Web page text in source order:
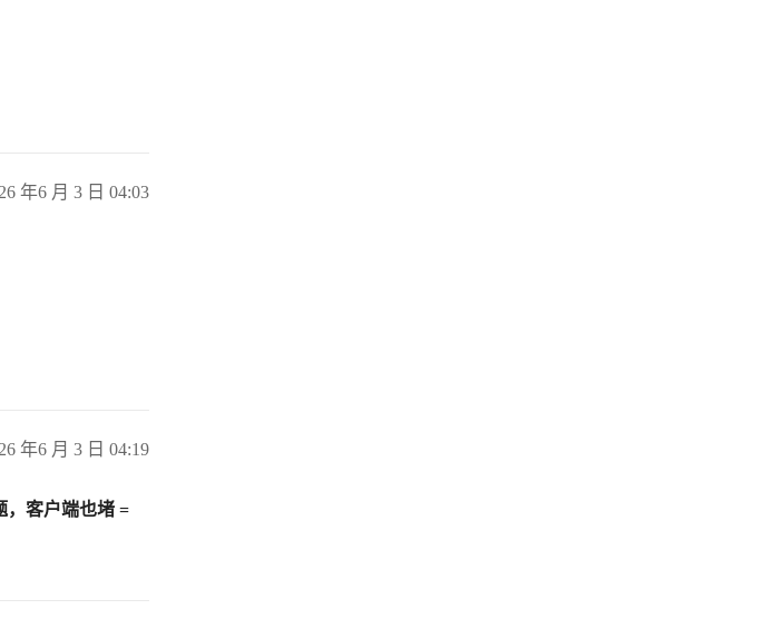
年6 月 3 日 04:03
年6 月 3 日 04:19
，客户端也堵 =